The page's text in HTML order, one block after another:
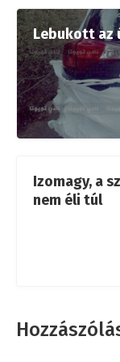
Lebukott az
Izomagy, a
nem éli túl